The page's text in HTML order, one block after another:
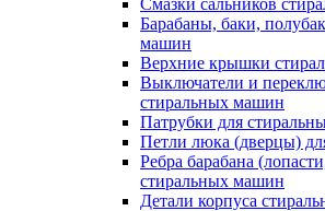
Смазки сальников
Барабаны, баки,
машин
Верхние крышки
Выключатели и
стиральных машин
Патрубки для
Петли люка (дверцы)
Ребра барабана
стиральных машин
Детали корпуса